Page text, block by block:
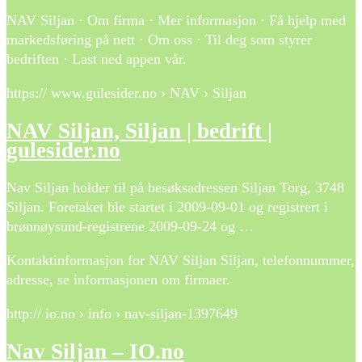
NAV Siljan · Om firma · Mer informasjon · Få hjelp med
markedsføring på nett · Om oss · Til deg som styrer
bedriften · Last ned appen vår.
https:// www.gulesider.no › NAV › Siljan
NAV Siljan, Siljan | bedrift |
gulesider.no
Nav Siljan holder til på besøksadressen Siljan Torg, 3748
Siljan. Foretaket ble startet i 2009-09-01 og registrert i
brønnøysund-registrene 2009-09-24 og …
Kontaktinformasjon for NAV Siljan Siljan, telefonnummer,
adresse, se informasjonen om firmaer.
http:// io.no › info › nav-siljan-1397649
Nav Siljan – IO.no